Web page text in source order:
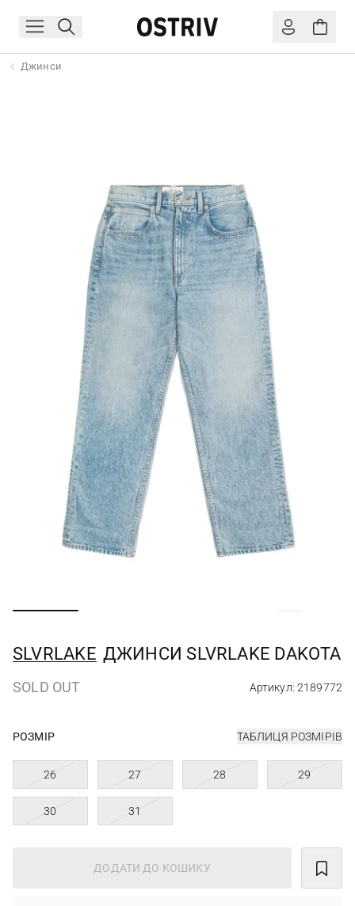
Джинси
SLVRLAKE ДЖИНСИ SLVRLAKE DAKOTA
SOLD OUT Артикул: 2189772
РОЗМІР ТАБЛИЦЯ РОЗМІРІВ
26 27 28 29
30 31
ДОДАТИ ДО КОШИКУ